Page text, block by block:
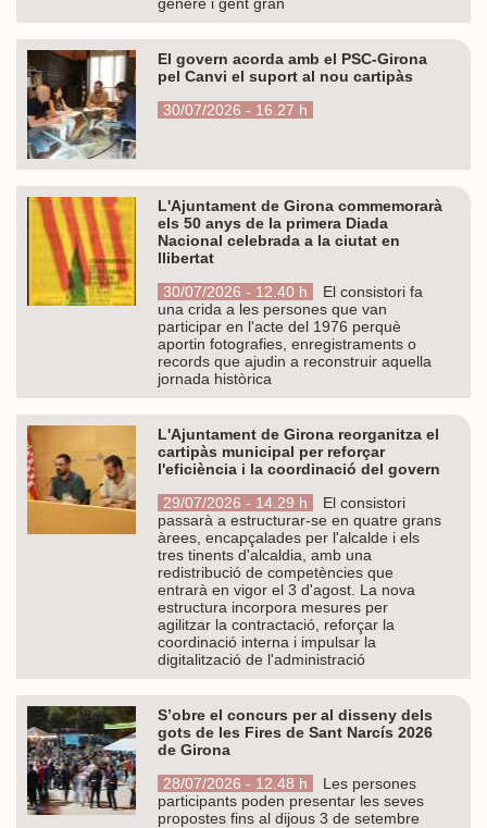
El govern acorda amb el PSC-Girona
pel Canvi el suport al nou cartipàs
30/07/2026 - 16.27 h
L'Ajuntament de Girona commemorarà
els 50 anys de la primera Diada
Nacional celebrada a la ciutat en
llibertat
30/07/2026 - 12.40 h
El consistori fa
una crida a les persones que van
participar en l'acte del 1976 perquè
aportin fotografies, enregistraments o
records que ajudin a reconstruir aquella
jornada històrica
L'Ajuntament de Girona reorganitza el
cartipàs municipal per reforçar
l'eficiència i la coordinació del govern
29/07/2026 - 14.29 h
El consistori
passarà a estructurar-se en quatre grans
àrees, encapçalades per l'alcalde i els
tres tinents d'alcaldia, amb una
redistribució de competències que
entrarà en vigor el 3 d'agost. La nova
estructura incorpora mesures per
agilitzar la contractació, reforçar la
coordinació interna i impulsar la
digitalització de l'administració
S’obre el concurs per al disseny dels
gots de les Fires de Sant Narcís 2026
de Girona
28/07/2026 - 12.48 h
Les persones
participants poden presentar les seves
propostes fins al dijous 3 de setembre